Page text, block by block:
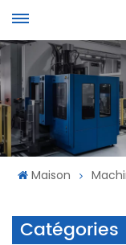
Maison
Catégories